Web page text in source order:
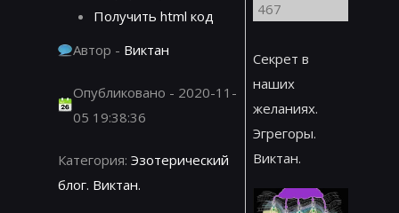
Получить html код
Автор - Виктан
Опубликовано - 2020-11-
05 19:38:36
Категория: Эзотерический
блог. Виктан.
467
Секрет в
наших
желаниях.
Эгрегоры.
Виктан.